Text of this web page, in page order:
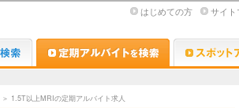
はじめての方 サイ
Dr.転職なび Dr.アルなび
＞ 1.5T以上MRIの定期アルバイト求人